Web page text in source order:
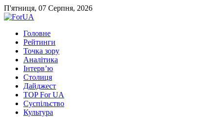
П'ятниця, 07 Серпня, 2026
Головне
Рейтинги
Точка зору
Аналітика
Інтерв’ю
Столиця
Дайджест
TOP For UA
Суспiльство
Культура